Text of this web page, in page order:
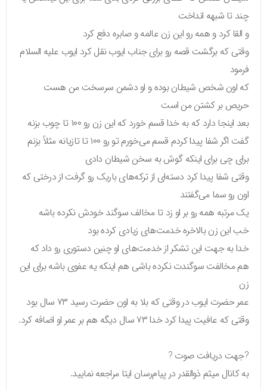
چند تا شبهه انداخت
و القا کرد و همه رو این زن عالمه و صابره دفع کرد
وقتی که برگشت قصه رو برای جناب ایوب نقل کرد ایوب علیه السلام
فرمود
که اون شخص شیطان بوده و او دشمن سرسخت من هست
حریص بر کشتن من است
بعد اینجا دارد که به خدا قسم خورد که این زن رو ۱۰۰ تا چوب بزنه
گفت اگر شفا پیدا کردم قسم می‌خورم تو رو ۱۰۰ تا تازیانه مثلاً بزنم
برای چی برای اینکه گوش به سخن شیطان دادی
وقتی شفا پیدا کرد دسته‌ای از ترکه‌های باریک رو گرفت از درختی که
اون رو سما می‌گفتند
یک مرتبه همه رو بر او زد تا مخالف سوگند خودش نکرده باشه
خب این زن بالاخره خدمت‌های زیادی کرده بود
خدا به جهت این تشکر از خدمت‌های او چنین دستوری رو داد که
هم مخالفت سوگندت نکرده باشی هم اینکه یه عفوی باشه برای این
زن
عمر حضرت ایوب در وقتی که بلا به اون حضرت رسید ۷۳ سال بود
وقتی که عافیت پیدا کرد خدا ۷۳ سال دیگه هم بر عمر او اضافه کرد.
?جهت دریافت صوت ?
به کانال میثم ذوالقدر در پیام‌رسان ایتا مراجعه نمایید.